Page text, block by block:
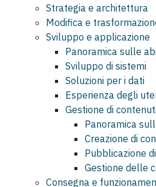
Strategia e architettura
Modifica e
Sviluppo e applicazione
Panoramica sulle
Sviluppo di sistemi
Soluzioni per i dati
Esperienza degli
Gestione di
Panoramica
Creazione di
Pubblicazione
Gestione delle
Consegna e